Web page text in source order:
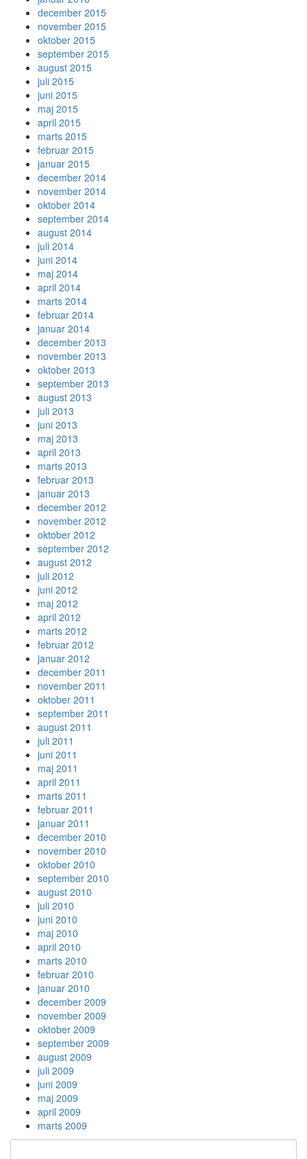
december 2015
november 2015
oktober 2015
september 2015
august 2015
juli 2015
juni 2015
maj 2015
april 2015
marts 2015
februar 2015
januar 2015
december 2014
november 2014
oktober 2014
september 2014
august 2014
juli 2014
juni 2014
maj 2014
april 2014
marts 2014
februar 2014
januar 2014
december 2013
november 2013
oktober 2013
september 2013
august 2013
juli 2013
juni 2013
maj 2013
april 2013
marts 2013
februar 2013
januar 2013
december 2012
november 2012
oktober 2012
september 2012
august 2012
juli 2012
juni 2012
maj 2012
april 2012
marts 2012
februar 2012
januar 2012
december 2011
november 2011
oktober 2011
september 2011
august 2011
juli 2011
juni 2011
maj 2011
april 2011
marts 2011
februar 2011
januar 2011
december 2010
november 2010
oktober 2010
september 2010
august 2010
juli 2010
juni 2010
maj 2010
april 2010
marts 2010
februar 2010
januar 2010
december 2009
november 2009
oktober 2009
september 2009
august 2009
juli 2009
juni 2009
maj 2009
april 2009
marts 2009